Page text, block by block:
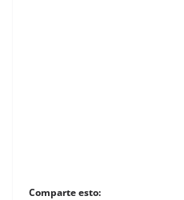
Comparte esto: